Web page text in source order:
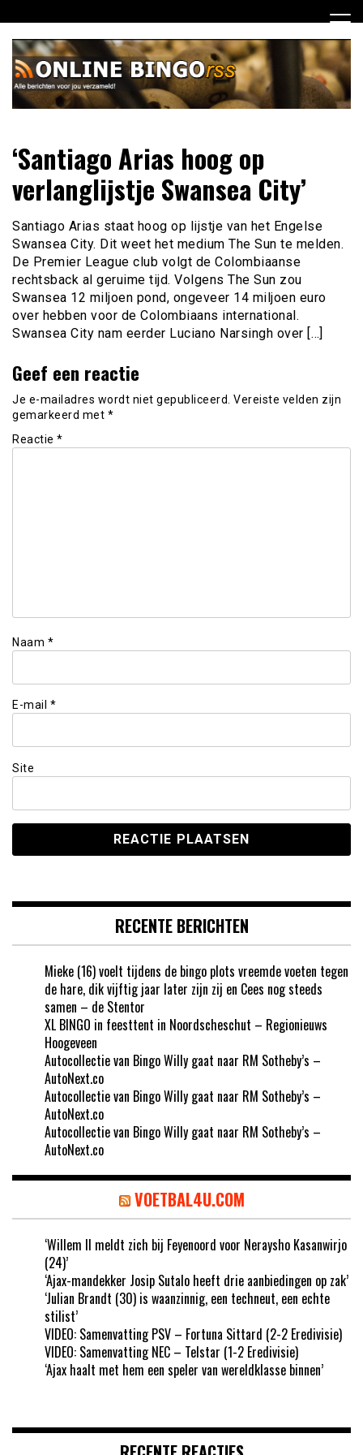
naar
inhoud
Online Bingo RSS
verzameld
‘Santiago Arias hoog op
verlanglijstje Swansea City’
Santiago Arias staat hoog op lijstje van het Engelse
Swansea City. Dit weet het medium The Sun te melden.
De Premier League club volgt de Colombiaanse
rechtsback al geruime tijd. Volgens The Sun zou
Swansea 12 miljoen pond, ongeveer 14 miljoen euro
over hebben voor de Colombiaans international.
Swansea City nam eerder Luciano Narsingh over […]
Geef een reactie
Je e-mailadres wordt niet gepubliceerd. Vereiste velden zijn
gemarkeerd met *
Reactie *
Naam *
E-mail *
Site
RECENTE BERICHTEN
Mieke (16) voelt tijdens de bingo plots vreemde voeten tegen
de hare, dik vijftig jaar later zijn zij en Cees nog steeds
samen – de Stentor
XL BINGO in feesttent in Noordscheschut – Regionieuws
Hoogeveen
Autocollectie van Bingo Willy gaat naar RM Sotheby’s –
AutoNext.co
Autocollectie van Bingo Willy gaat naar RM Sotheby’s –
AutoNext.co
Autocollectie van Bingo Willy gaat naar RM Sotheby’s –
AutoNext.co
VOETBAL4U.COM
‘Willem II meldt zich bij Feyenoord voor Neraysho Kasanwirjo
(24)’
‘Ajax-mandekker Josip Sutalo heeft drie aanbiedingen op zak’
‘Julian Brandt (30) is waanzinnig, een techneut, een echte
stilist’
VIDEO: Samenvatting PSV – Fortuna Sittard (2-2 Eredivisie)
VIDEO: Samenvatting NEC – Telstar (1-2 Eredivisie)
‘Ajax haalt met hem een speler van wereldklasse binnen’